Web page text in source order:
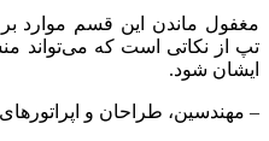
مغفول ماندن این قسم موارد
تپ از نکاتی است که می‌تواند
ایشان شود.
– مهندسین، طراحان و